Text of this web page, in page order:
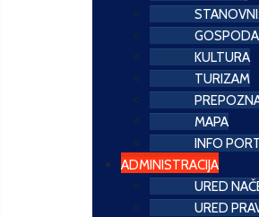
KULTURA
TURIZAM
MAPA
INFO
ADMINISTRACIJA
URED
URED